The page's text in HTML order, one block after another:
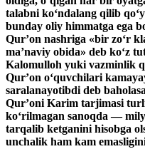
talabni ko‘ndalang qilib
bunday oliy himmatga ega
Qur’on nashriga «bir zo‘r
ma’naviy obida» deb ko‘z
Kalomulloh yuki vazminlik
Qur’on o‘quvchilari
saralanayotibdi deb
Qur’oni Karim tarjimasi
ko‘rilmagan sanoqda —
tarqalib ketganini hisobga
unchalik ham kam